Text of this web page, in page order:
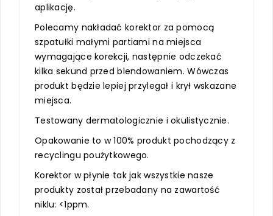
aplikację.
Polecamy nakładać korektor za pomocą
szpatułki małymi partiami na miejsca
wymagające korekcji, następnie odczekać
kilka sekund przed blendowaniem. Wówczas
produkt będzie lepiej przylegał i krył wskazane
miejsca.
Testowany dermatologicznie i okulistycznie.
Opakowanie to w 100% produkt pochodzący z
recyclingu poużytkowego.
Korektor w płynie tak jak wszystkie nasze
produkty został przebadany na zawartość
niklu: <1ppm.